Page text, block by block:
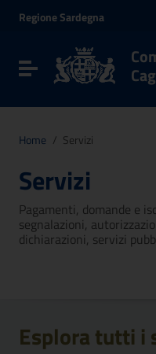
Vai al menu di
RegioneSardegna
Toggle navigation
Home / Servizi
Servizi
Pagamenti, domande e
segnalazioni,
dichiarazioni, servizi
Esplora tutti i